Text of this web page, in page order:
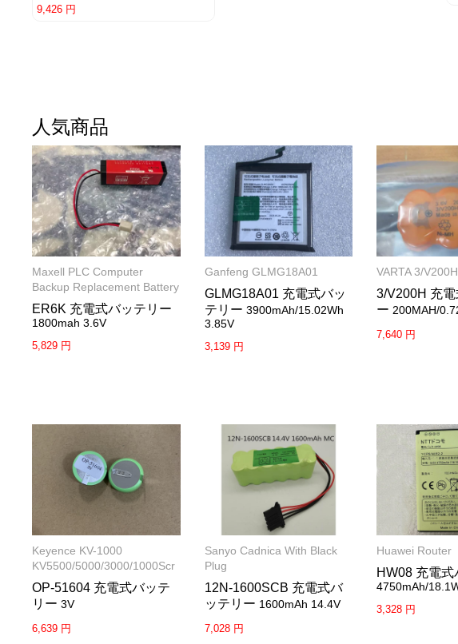
9,426 円
人気商品
Maxell PLC Computer
Backup Replacement Battery
ER6K 充電式バッテリー
1800mah 3.6V
5,829 円
Ganfeng GLMG18A01
GLMG18A01 充電式バッ
テリー 3900mAh/15.02Wh
3.85V
3,139 円
VARTA 3/V200H
3/V200H 充電
ー 200MAH/
7,640 円
Keyence KV-1000
KV5500/5000/3000/1000Scr
OP-51604 充電式バッテ
リー 3V
6,639 円
Sanyo Cadnica With Black
Plug
12N-1600SCB 充電式バ
ッテリー 1600mAh 14.4V
7,028 円
Huawei Router
HW08 充電式
4750mAh/
3,328 円